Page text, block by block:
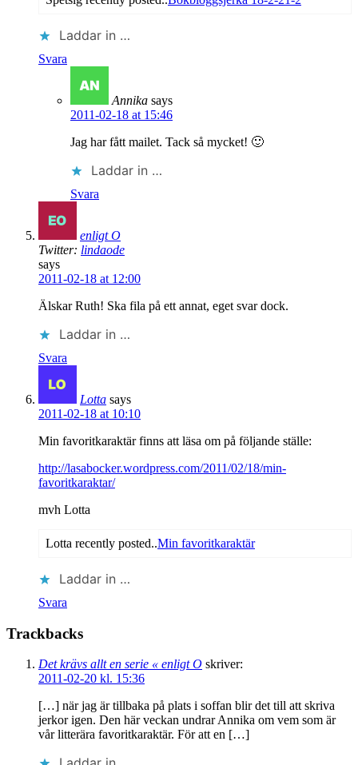
Laddar in …
Svara
Annika says
2011-02-18 at 15:46
Jag har fått mailet. Tack så mycket! 🙂
Laddar in …
Svara
enligt O
Twitter: lindaode
says
2011-02-18 at 12:00
Älskar Ruth! Ska fila på ett annat, eget svar dock.
Laddar in …
Svara
Lotta says
2011-02-18 at 10:10
Min favoritkaraktär finns att läsa om på följande ställe:
http://lasabocker.wordpress.com/2011/02/18/min-
favoritkaraktar/
mvh Lotta
Lotta recently posted..Min favoritkaraktär
Laddar in …
Svara
Trackbacks
Det krävs allt en serie « enligt O skriver:
2011-02-20 kl. 15:36
[…] när jag är tillbaka på plats i soffan blir det till att skriva
jerkor igen. Den här veckan undrar Annika om vem som är
vår litterära favoritkaraktär. För att en […]